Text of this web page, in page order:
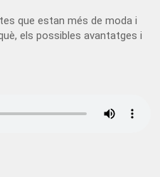
que estan més de moda i
els possibles avantatges i